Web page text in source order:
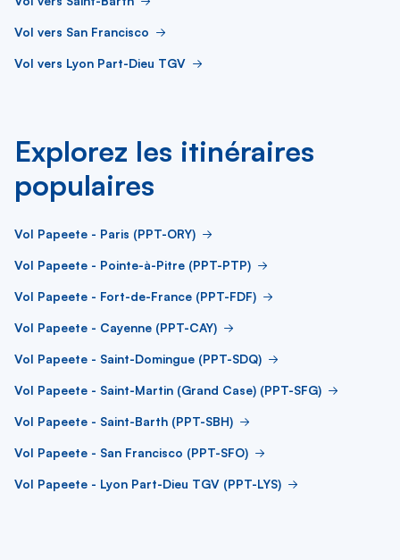
Vol vers San Francisco
Vol vers Lyon Part-Dieu TGV
Explorez les itinéraires
populaires
Vol Papeete - Paris (PPT-ORY)
Vol Papeete - Pointe-à-Pitre (PPT-PTP)
Vol Papeete - Fort-de-France (PPT-FDF)
Vol Papeete - Cayenne (PPT-CAY)
Vol Papeete - Saint-Domingue (PPT-SDQ)
Vol Papeete - Saint-Martin (Grand Case) (PPT-SFG)
Vol Papeete - Saint-Barth (PPT-SBH)
Vol Papeete - San Francisco (PPT-SFO)
Vol Papeete - Lyon Part-Dieu TGV (PPT-LYS)